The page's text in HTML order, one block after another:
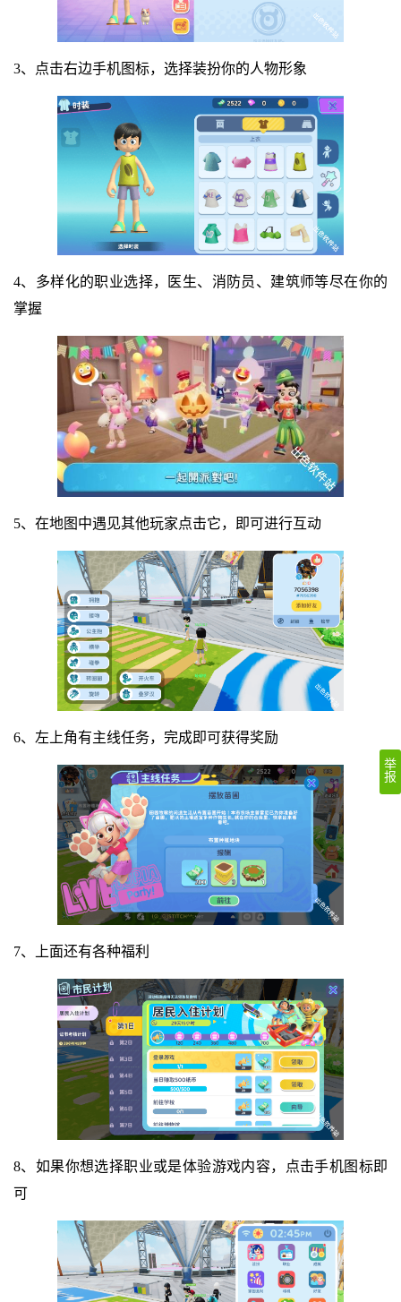
3、点击右边手机图标，选择装扮你的人物形象
4、多样化的职业选择，医生、消防员、建筑师等尽在你的
掌握
5、在地图中遇见其他玩家点击它，即可进行互动
6、左上角有主线任务，完成即可获得奖励
7、上面还有各种福利
8、如果你想选择职业或是体验游戏内容，点击手机图标即
可
举
报